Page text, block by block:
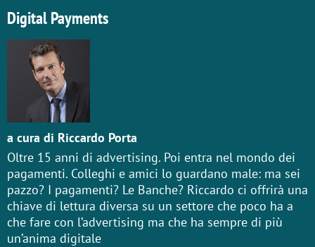
Digital Payments
a cura di Riccardo Porta
Oltre 15 anni di advertising. Poi entra nel mondo dei
pagamenti. Colleghi e amici lo guardano male: ma sei
pazzo? I pagamenti? Le Banche? Riccardo ci offrirà una
chiave di lettura diversa su un settore che poco ha a
che fare con l’advertising ma che ha sempre di più
un’anima digitale